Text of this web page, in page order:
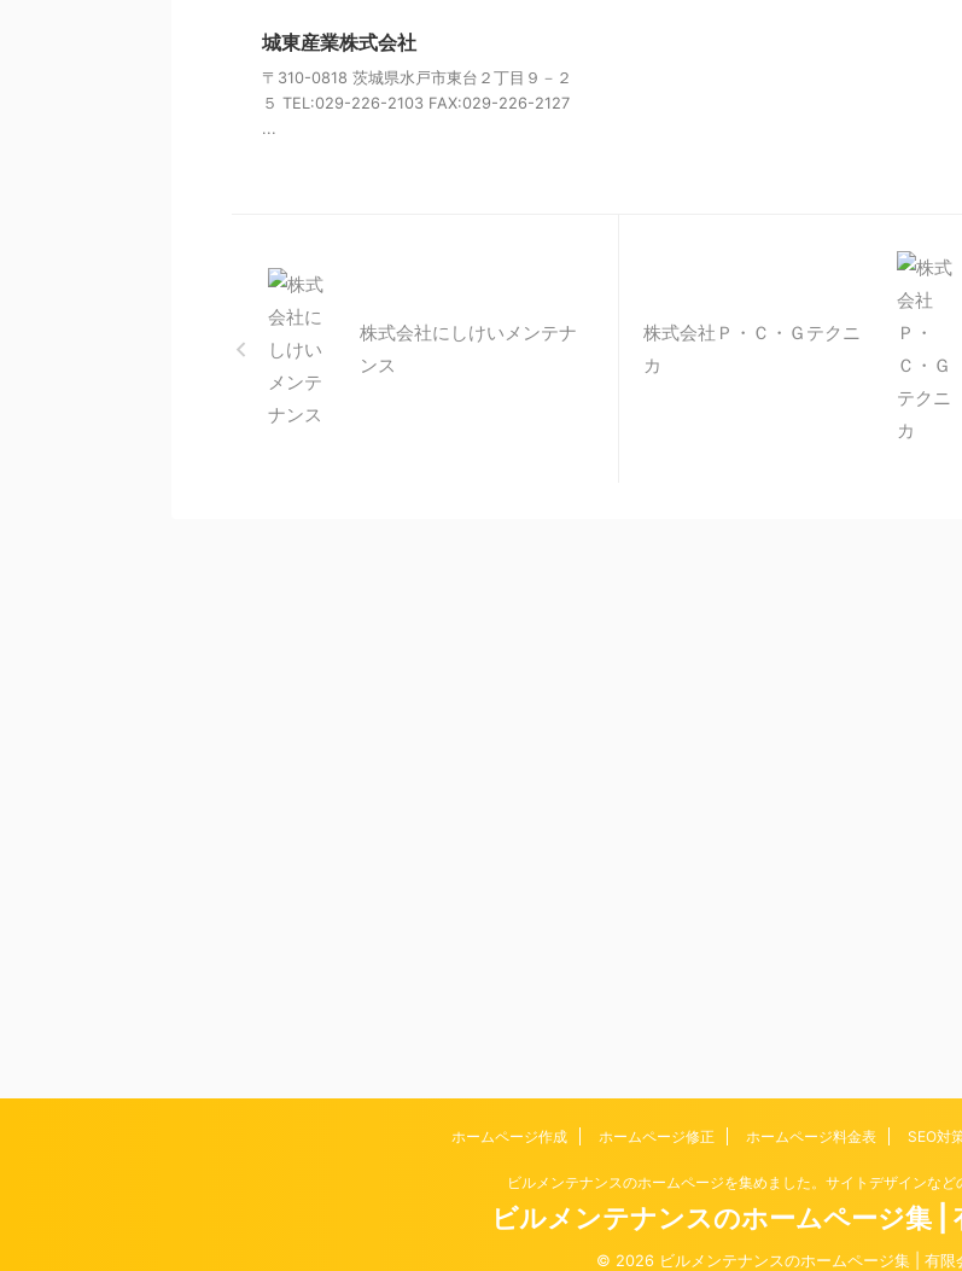
城東産業株式会社
〒310-0818 茨城県水戸市東台２丁目９－２
５ TEL:029-226-2103 FAX:029-226-2127
...
株式会社にしけいメンテナ
ンス
株式会社Ｐ・Ｃ・Ｇテクニ
カ
ホームページ作成 ホームページ修正 ホームページ料金表 SEO対
ビルメンテナンスのホームページを集めました。サイトデザインなど
ビルメンテナンスのホームページ集 |
© 2026 ビルメンテナンスのホームページ集 | 有限